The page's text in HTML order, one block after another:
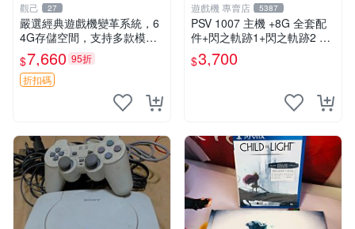
觀己 27
嚴選經典遊戲機變革系統，6
4G存儲空間，支持多款模擬
器享受懷舊樂趣 黑店版 PSV
游戲 模擬器
$7,660 95折
折扣碼
遊戲機 專賣店 5387
PSV 1007 主機 +8G 全套配
件+閃之軌跡1+閃之軌跡2 保
修一年 品質有保障
$3,700